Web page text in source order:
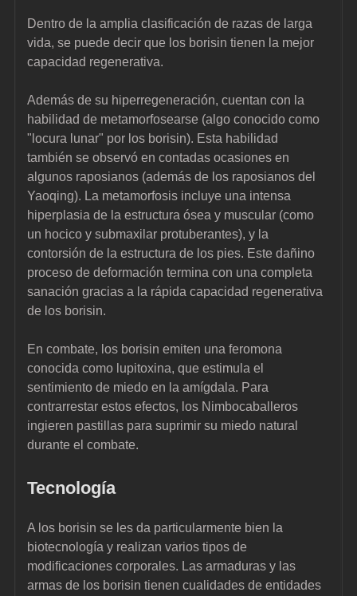
Dentro de la amplia clasificación de razas de larga
vida, se puede decir que los borisin tienen la mejor
capacidad regenerativa.
Además de su hiperregeneración, cuentan con la
habilidad de metamorfosearse (algo conocido como
"locura lunar" por los borisin). Esta habilidad
también se observó en contadas ocasiones en
algunos raposianos (además de los raposianos del
Yaoqing). La metamorfosis incluye una intensa
hiperplasia de la estructura ósea y muscular (como
un hocico y submaxilar protuberantes), y la
contorsión de la estructura de los pies. Este dañino
proceso de deformación termina con una completa
sanación gracias a la rápida capacidad regenerativa
de los borisin.
En combate, los borisin emiten una feromona
conocida como lupitoxina, que estimula el
sentimiento de miedo en la amígdala. Para
contrarrestar estos efectos, los Nimbocaballeros
ingieren pastillas para suprimir su miedo natural
durante el combate.
Tecnología
A los borisin se les da particularmente bien la
biotecnología y realizan varios tipos de
modificaciones corporales. Las armaduras y las
armas de los borisin tienen cualidades de entidades